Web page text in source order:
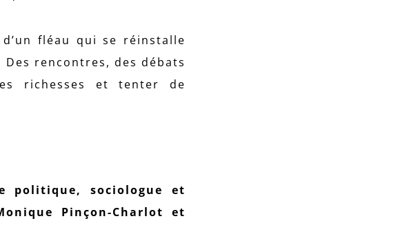
d’un fléau qui se réinstalle
rencontres, des débats
richesses et tenter de
politique, sociologue et
Pinçon-Charlot et